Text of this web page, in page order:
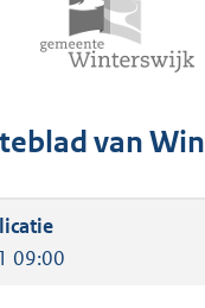
van
09:00